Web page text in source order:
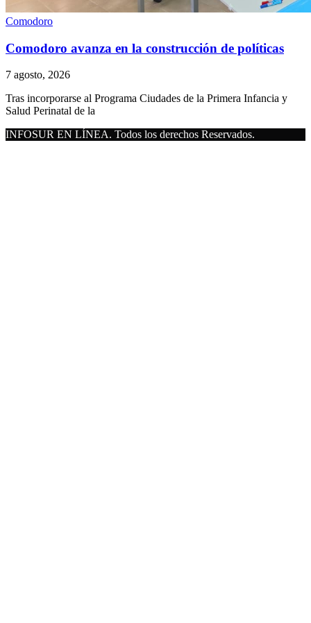
Comodoro
Comodoro avanza en la construcción de políticas
7 agosto, 2026
Tras incorporarse al Programa Ciudades de la Primera Infancia y
Salud Perinatal de la
INFOSUR EN LÍNEA. Todos los derechos Reservados.